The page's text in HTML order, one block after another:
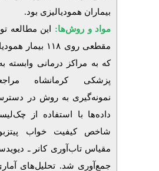
بیماران همودیالیزی بود.
مواد و روش‌‌ها: این مطالعه
مقطعی روی ۱۱۸ بیمار
که به مراکز درمانی وابسته
پزشکی کرمانشاه
نمونه‌گیری به روش در
داده‌ها با استفاده از
شاخص کیفیت خواب
مقیاس تاب‌آوری کانر ـ
جمع‌آوری شد. تحلیل‌های